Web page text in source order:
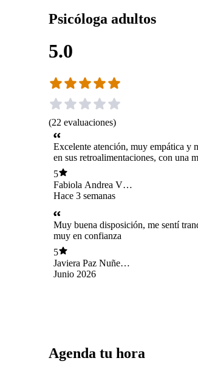
Psicóloga adultos
5.0
(22 evaluaciones)
Excelente atención, muy empática y
en sus retroalimentaciones, con una
integral que hace muy fácil sentirse
acogida. Feliz de haber empezado
con ella.
5
Fabiola Andrea Vera
Madrid
Hace 3 semanas
Muy buena disposición, me sentí
muy en confianza
5
Javiera Paz Nuñez
Ortega
Junio 2026
Agenda tu hora